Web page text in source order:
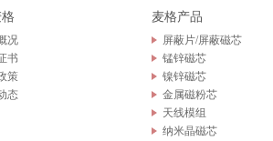
游活动
基仪式
奖典礼
况
书
策
态
麦格产品
屏蔽片/屏蔽磁芯
锰锌磁芯
镍锌磁芯
金属磁粉芯
天线模组
纳米晶磁芯